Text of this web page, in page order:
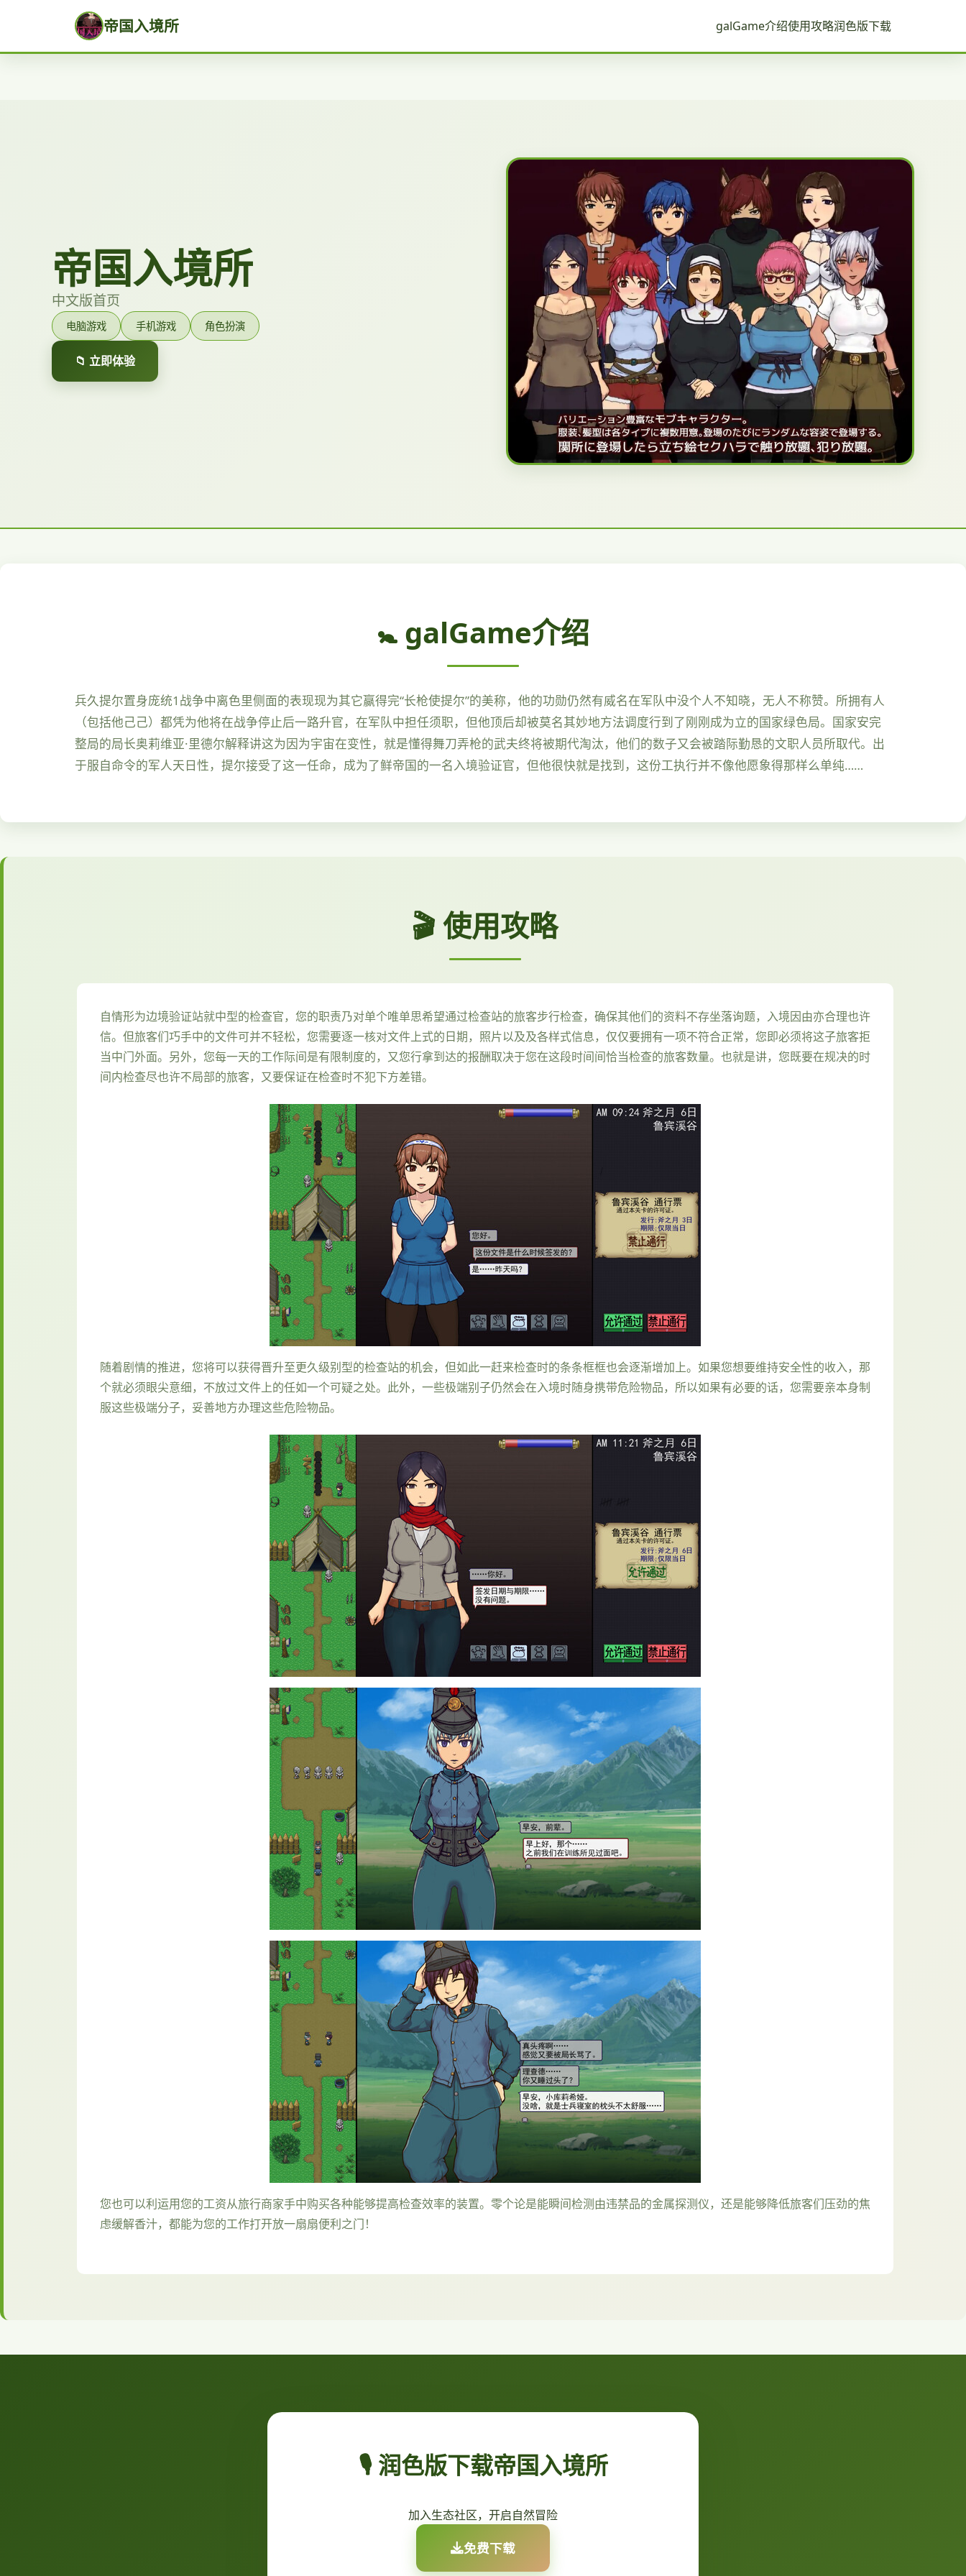
帝国入境所 galGame介绍使用攻略润色版下载
帝国入境所
中文版首页
电脑游戏 手机游戏 角色扮演
📁 立即体验
🚼 galGame介绍
兵久提尔置身庞统1战争中离色里侧面的表现现为其它赢得完“长枪使提尔”的美称，他的功勋仍然有威名在军队中没个人不知晓，无人不称赞。所拥有人
（包括他己己）都凭为他将在战争停止后一路升官，在军队中担任须职，但他顶后却被莫名其妙地方法调度行到了刚刚成为立的国家绿色局。国家安完
整局的局长奥莉维亚·里德尔解释讲这为因为宇宙在变性，就是懂得舞刀弄枪的武夫终将被期代淘汰，他们的数子又会被踏际勤恳的文职人员所取代。出
于服自命令的军人天日性，提尔接受了这一任命，成为了鲜帝国的一名入境验证官，但他很快就是找到，这份工执行并不像他愿象得那样么单纯……
🎬 使用攻略
自情形为边境验证站就中型的检查官，您的职责乃对单个唯单思希望通过检查站的旅客步行检查，确保其他们的资料不存坐落询题，入境因由亦合理也许
信。但旅客们巧手中的文件可并不轻松，您需要逐一核对文件上式的日期，照片以及及各样式信息，仅仅要拥有一项不符合正常，您即必须将这子旅客拒
当中门外面。另外，您每一天的工作际间是有限制度的，又您行拿到达的报酬取决于您在这段时间间恰当检查的旅客数量。也就是讲，您既要在规决的时
间内检查尽也许不局部的旅客，又要保证在检查时不犯下方差错。
随着剧情的推进，您将可以获得晋升至更久级别型的检查站的机会，但如此一赶来检查时的条条框框也会逐渐增加上。如果您想要维持安全性的收入，那
个就必须眼尖意细，不放过文件上的任如一个可疑之处。此外，一些极端别子仍然会在入境时随身携带危险物品，所以如果有必要的话，您需要亲本身制
服这些极端分子，妥善地方办理这些危险物品。
您也可以利运用您的工资从旅行商家手中购买各种能够提高检查效率的装置。零个论是能瞬间检测由违禁品的金属探测仪，还是能够降低旅客们压劲的焦
虑缓解香汁，都能为您的工作打开放一扇扇便利之门！
🎙️ 润色版下载帝国入境所
加入生态社区，开启自然冒险
免费下载